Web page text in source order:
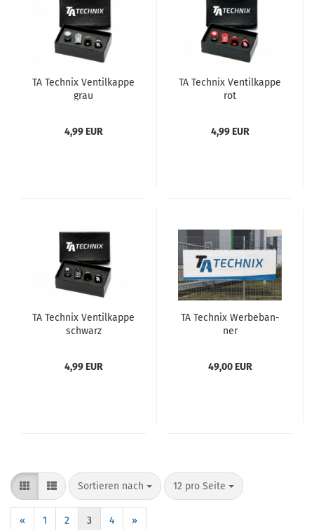
TA Tech­nix Ven­til­kap­pe
grau
4,99 EUR
TA Tech­nix Ven­til­kap­pe
rot
4,99 EUR
TA Tech­nix Ven­til­kap­pe
schwarz
4,99 EUR
TA Tech­nix Wer­be­ban­
ner
49,00 EUR
Sortieren nach 12 pro Seite
« 1 2 3 4 »